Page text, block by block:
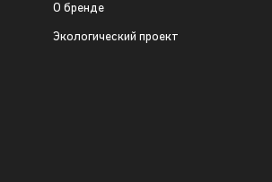
О бренде
Экологический проект